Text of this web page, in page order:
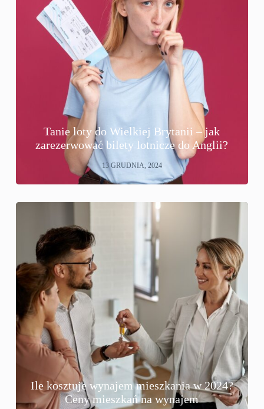
Tanie loty do Wielkiej Brytanii – jak
zarezerwować bilety lotnicze do Anglii?
13 GRUDNIA, 2024
Ile kosztuje wynajem mieszkania w 2024?
Ceny mieszkań na wynajem